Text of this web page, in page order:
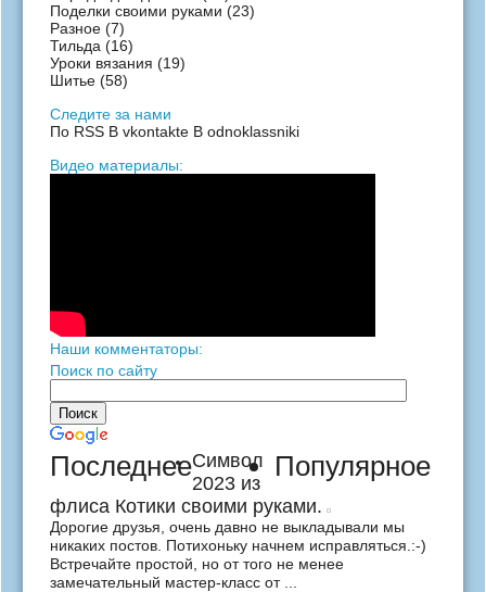
Поделки своими руками (23)
Разное (7)
Тильда (16)
Уроки вязания (19)
Шитье (58)
Следите за нами
По RSS В vkontakte В odnoklassniki
Видео материалы:
Наши комментаторы:
Поиск по сайту
Популярное
ПоследнееСимвол
2023 из
флиса Котики своими руками.
Дорогие друзья, очень давно не выкладывали мы
никаких постов. Потихоньку начнем исправляться.:-)
Встречайте простой, но от того не менее
замечательный мастер-класс от ...